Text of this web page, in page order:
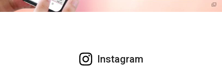
Instagram